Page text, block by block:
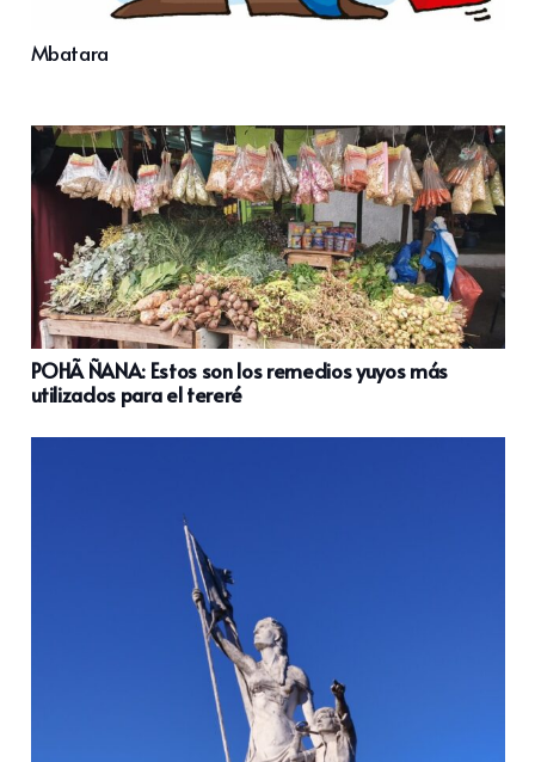
Mbatara
POHÃ ÑANA: Estos son los remedios yuyos más
utilizados para el tereré